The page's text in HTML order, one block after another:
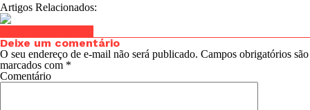
Artigos Relacionados:
Deixe um comentário
O seu endereço de e-mail não será publicado. Campos obrigatórios são
marcados com *
Comentário